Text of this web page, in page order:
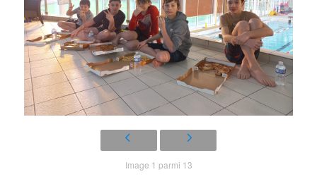
Image 1 parmi 13